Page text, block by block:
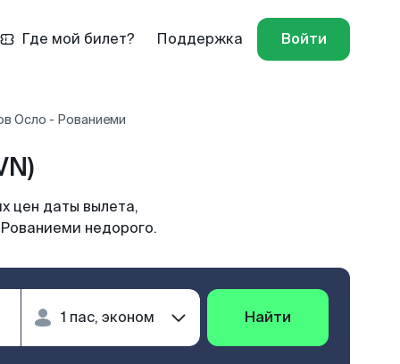
Где мой билет? Поддержка Войти
Осло - Рованиеми
цен даты вылета,
недорого.
Найти